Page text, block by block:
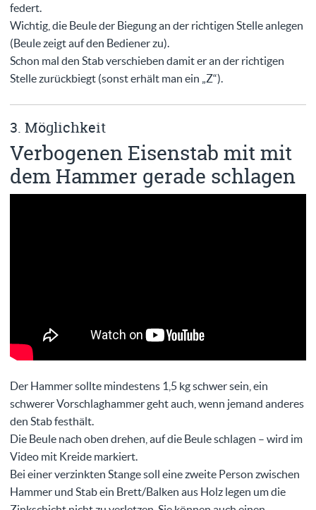
federt.
Wichtig, die Beule der Biegung an der richtigen Stelle anlegen
(Beule zeigt auf den Bediener zu).
Schon mal den Stab verschieben damit er an der richtigen
Stelle zurückbiegt (sonst erhält man ein „Z“).
3. Möglichkeit
Verbogenen Eisenstab mit mit
dem Hammer gerade schlagen
Der Hammer sollte mindestens 1,5 kg schwer sein, ein
schwerer Vorschlaghammer geht auch, wenn jemand anderes
den Stab festhält.
Die Beule nach oben drehen, auf die Beule schlagen – wird im
Video mit Kreide markiert.
Bei einer verzinkten Stange soll eine zweite Person zwischen
Hammer und Stab ein Brett/Balken aus Holz legen um die